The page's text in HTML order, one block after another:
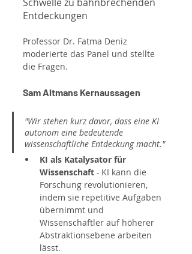
Entdeckungen
Professor Dr. Fatma Deniz
moderierte das Panel und stellte
die Fragen.
Sam Altmans Kernaussagen
"Wir stehen kurz davor, dass eine KI
autonom eine bedeutende
wissenschaftliche Entdeckung macht."
KI als Katalysator für
Wissenschaft - KI kann die
Forschung revolutionieren,
indem sie repetitive Aufgaben
übernimmt und
Wissenschaftler auf höherer
Abstraktionsebene arbeiten
lässt.